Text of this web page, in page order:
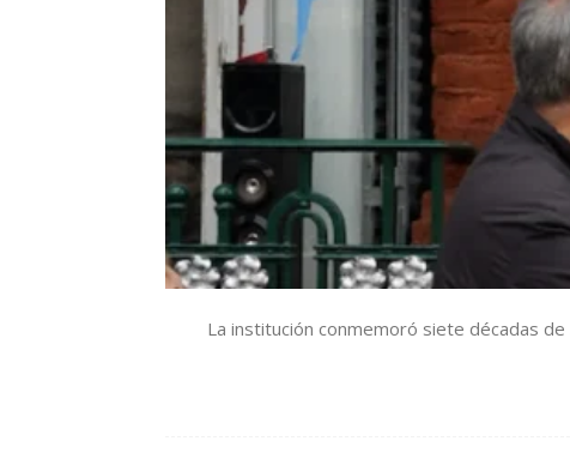
La institución conmemoró siete décadas